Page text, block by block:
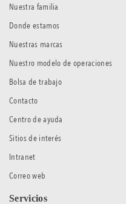
Nuestra familia
Donde estamos
Nuestras marcas
Nuestro modelo de operaciones
Bolsa de trabajo
Contacto
Centro de ayuda
Sitios de interés
Intranet
Correo web
Servicios